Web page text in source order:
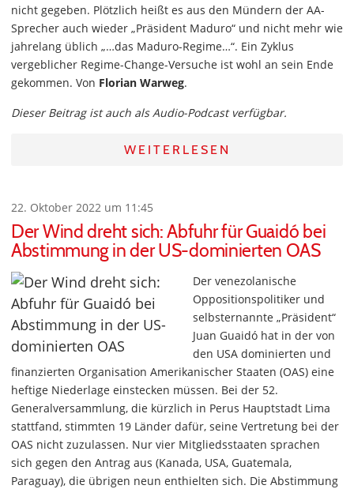
nicht gegeben. Plötzlich heißt es aus den Mündern der AA-
Sprecher auch wieder „Präsident Maduro“ und nicht mehr wie
jahrelang üblich „…das Maduro-Regime…“. Ein Zyklus
vergeblicher Regime-Change-Versuche ist wohl an sein Ende
gekommen. Von Florian Warweg.
Dieser Beitrag ist auch als Audio-Podcast verfügbar.
WEITERLESEN
22. Oktober 2022 um 11:45
Der Wind dreht sich: Abfuhr für Guaidó bei
Abstimmung in der US-dominierten OAS
Der venezolanische
Oppositionspolitiker und
selbsternannte „Präsident“
Juan Guaidó hat in der von
den USA dominierten und
finanzierten Organisation Amerikanischer Staaten (OAS) eine
heftige Niederlage einstecken müssen. Bei der 52.
Generalversammlung, die kürzlich in Perus Hauptstadt Lima
stattfand, stimmten 19 Länder dafür, seine Vertretung bei der
OAS nicht zuzulassen. Nur vier Mitgliedsstaaten sprachen
sich gegen den Antrag aus (Kanada, USA, Guatemala,
Paraguay), die übrigen neun enthielten sich. Die Abstimmung